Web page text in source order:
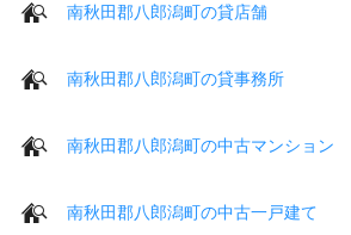
南秋田郡八郎潟町の貸店舗
南秋田郡八郎潟町の貸事務所
南秋田郡八郎潟町の中古マンション
南秋田郡八郎潟町の中古一戸建て